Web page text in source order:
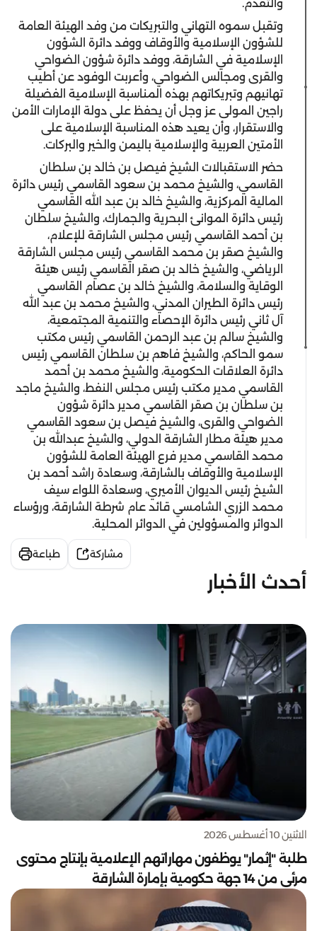
والتقدم.
وتقبل سموه التهاني والتبريكات من وفد الهيئة العامة
للشؤون الإسلامية والأوقاف ووفد دائرة الشؤون
الإسلامية في الشارقة، ووفد دائرة شؤون الضواحي
والقرى ومجالس الضواحي، وأعربت الوفود عن أطيب
تهانيهم وتبريكاتهم بهذه المناسبة الإسلامية الفضيلة
راجين المولى عز وجل أن يحفظ على دولة الإمارات الأمن
والاستقرار، وأن يعيد هذه المناسبة الإسلامية على
الأمتين العربية والإسلامية باليمن والخير والبركات.
حضر الاستقبالات الشيخ فيصل بن خالد بن سلطان
القاسمي، والشيخ محمد بن سعود القاسمي رئيس دائرة
المالية المركزية، والشيخ خالد بن عبد الله القاسمي
رئيس دائرة الموانئ البحرية والجمارك، والشيخ سلطان
بن أحمد القاسمي رئيس مجلس الشارقة للإعلام،
والشيخ صقر بن محمد القاسمي رئيس مجلس الشارقة
الرياضي، والشيخ خالد بن صقر القاسمي رئيس هيئة
الوقاية والسلامة، والشيخ خالد بن عصام القاسمي
رئيس دائرة الطيران المدني، والشيخ محمد بن عبد الله
آل ثاني رئيس دائرة الإحصاء والتنمية المجتمعية،
والشيخ سالم بن عبد الرحمن القاسمي رئيس مكتب
سمو الحاكم، والشيخ فاهم بن سلطان القاسمي رئيس
دائرة العلاقات الحكومية، والشيخ محمد بن أحمد
القاسمي مدير مكتب رئيس مجلس النفط، والشيخ ماجد
بن سلطان بن صقر القاسمي مدير دائرة شؤون
الضواحي والقرى، والشيخ فيصل بن سعود القاسمي
مدير هيئة مطار الشارقة الدولي، والشيخ عبدالله بن
محمد القاسمي مدير فرع الهيئة العامة للشؤون
الإسلامية والأوقاف بالشارقة، وسعادة راشد أحمد بن
الشيخ رئيس الديوان الأميري، وسعادة اللواء سيف
محمد الزري الشامسي قائد عام شرطة الشارقة، ورؤساء
الدوائر والمسؤولين في الدوائر المحلية.
مشاركة طباعة
أحدث الأخبار
الاثنين 10 أغسطس 2026
طلبة "إثمار" يوظفون مهاراتهم الإعلامية بإنتاج محتوى
مرئي من 14 جهة حكومية بإمارة الشارقة